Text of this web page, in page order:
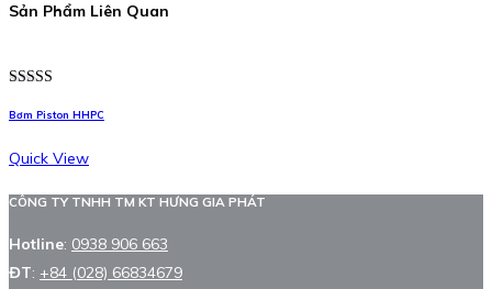
Sản Phẩm Liên Quan
hạng5.00 5
Bơm Piston HHPC
Quick View
CÔNG TY TNHH TM KT HƯNG GIA PHÁT
Hotline: 0938 906 663
ĐT: +84 (028) 66834679